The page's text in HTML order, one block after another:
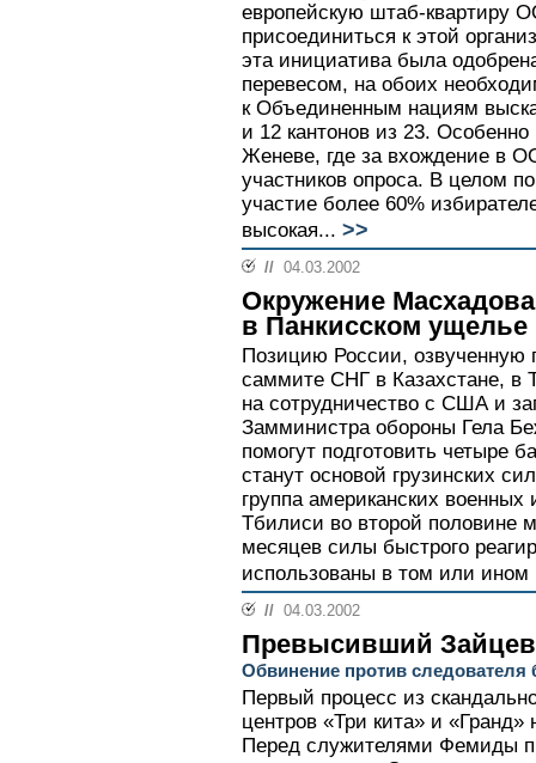
европейскую штаб-квартиру
присоединиться к этой
эта инициатива была
перевесом, на обоих
к Объединенным нациям
и 12 кантонов из 23. Особенно
Женеве, где за вхождение в
участников опроса. В целом
участие более 60%
высокая... >>
// 04.03.2002
Окружение Масхадова
в Панкисском ущелье
Позицию России, озвученную
саммите СНГ в Казахстане, в
на сотрудничество с США и
Замминистра обороны Гела
помогут подготовить четыре
станут основой грузинских
группа американских военных
Тбилиси во второй половине
месяцев силы быстрого
использованы в том или ином
// 04.03.2002
Превысивший Зайцев
Обвинение против следователя
Первый процесс из
центров «Три кита» и
Перед служителями Фемиды